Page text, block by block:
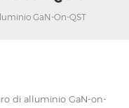
GaN-On-QST
di alluminio GaN-on-